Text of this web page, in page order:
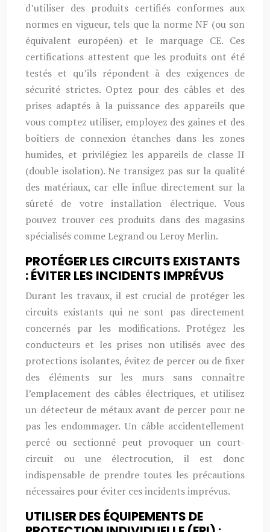
d’utiliser des produits certifiés conformes aux
normes en vigueur, tels que la norme NF (ou son
équivalent européen) et le marquage CE. Ces
certifications attestent que les produits ont été
testés et qu’ils répondent à des exigences de
sécurité strictes. Optez pour des câbles et des
prises adaptés à la puissance des appareils que
vous comptez utiliser, employez des gaines et des
boîtiers de connexion étanches dans les zones
humides, et privilégiez les appareils de classe II
(double isolation). Ne transigez pas sur la qualité
des matériaux, car elle influe directement sur la
sûreté de votre installation électrique. Vous
pouvez trouver ces produits dans des magasins
spécialisés comme Legrand ou Leroy Merlin.
PROTÉGER LES CIRCUITS EXISTANTS
: ÉVITER LES INCIDENTS IMPRÉVUS
Durant les travaux, il est crucial de protéger les
circuits existants qui ne sont pas directement
concernés par les modifications. Protégez les
conducteurs et les prises non utilisés avec des
protections isolantes, évitez de percer ou de fixer
des éléments sur les murs sans connaître
l’emplacement des câbles électriques, et utilisez
un détecteur de métaux avant de percer pour ne
pas les endommager. Un câble accidentellement
percé ou sectionné peut provoquer un court-
circuit ou une électrocution, il est donc
indispensable de prendre toutes les précautions
nécessaires pour éviter ces incidents imprévus.
UTILISER DES ÉQUIPEMENTS DE